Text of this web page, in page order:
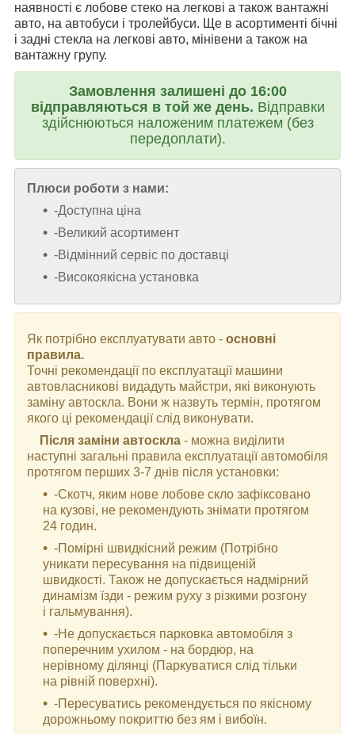
наявності є лобове стеко на легкові а також вантажні
авто, на автобуси і тролейбуси. Ще в асортименті бічні
і задні стекла на легкові авто, мінівени а також на
вантажну групу.
Замовлення залишені до 16:00
відправляються в той же день. Відправки
здійснюються наложеним платежем (без
передоплати).
Плюси роботи з нами:
-Доступна ціна
-Великий асортимент
-Відмінний сервіс по доставці
-Високоякісна установка
Як потрібно експлуатувати авто - основні
правила.
Точні рекомендації по експлуатації машини
автовласникові видадуть майстри, які виконують
заміну автоскла. Вони ж назвуть термін, протягом
якого ці рекомендації слід виконувати.
Після заміни автоскла - можна виділити
наступні загальні правила експлуатації автомобіля
протягом перших 3-7 днів після установки:
-Скотч, яким нове лобове скло зафіксовано
на кузові, не рекомендують знімати протягом
24 годин.
-Помірні швидкісний режим (Потрібно
уникати пересування на підвищеній
швидкості. Також не допускається надмірний
динамізм їзди - режим руху з різкими розгону
і гальмування).
-Не допускається парковка автомобіля з
поперечним ухилом - на бордюр, на
нерівному ділянці (Паркуватися слід тільки
на рівній поверхні).
-Пересуватись рекомендується по якісному
дорожньому покриттю без ям і вибоїн.